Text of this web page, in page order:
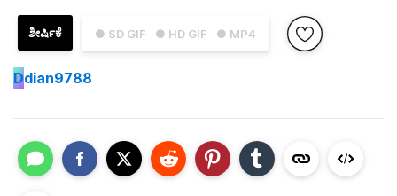
● SD GIF ● HD GIF ● MP4
ಶೀರ್ಷಿಕೆ
Ddian9788